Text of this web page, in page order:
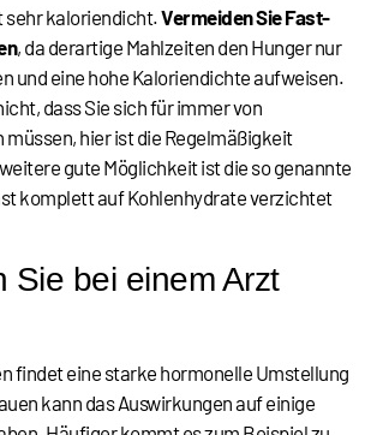
sehr kaloriendicht.Vermeiden Sie Fast-
, da derartige Mahlzeiten den Hunger nur
und eine hohe Kaloriendichte aufweisen.
dass Sie sich für immer von
hier ist die Regelmäßigkeit
gute Möglichkeit ist die so genannte
komplett auf Kohlenhydrate verzichtet
Sie bei einem Arzt
findet eine starke hormonelle Umstellung
kann das Auswirkungen auf einige